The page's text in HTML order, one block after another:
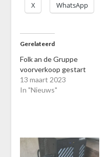
X WhatsApp
Gerelateerd
Folk an de Gruppe
voorverkoop gestart
13 maart 2023
In "Nieuws"